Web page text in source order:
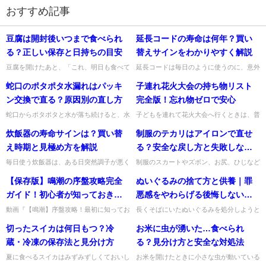
おすすめ記事
豆腐は開封後いつまで食べられ
る？正しい保存と日持ちの目安
豆腐を開けたあと、「これ、明日も食べて
ね。私も冷蔵庫の中の豆腐を見て、使い切
るタイミングに悩むことがあり...
延長コードの寿命は何年？買い
替えサインをわかりやすく解説
延長コードは毎日のように使うのに、意外
古くなった延長コードを使い続けると、発
熱やショート、火災の原因に...
蛇口のポタポタ水漏れはパッキ
ン交換で直る？原因別の直し方
蛇口からポタポタと水が落ち続けると、水
になりますよね。私も「少しだけだから大
丈夫」と思いがちですが、蛇...
子連れ花火大会の持ち物リスト
完全版！忘れ物ゼロで安心
子どもを連れて花火大会へ行くときは、普
ね。会場は人が多く、暑さや虫、急なトイ
レ、待ち時間など、子連れな...
炊飯器の寿命サインは？買い替
え時期と見極め方を解説
毎日使う炊飯器は、ある日突然調子が悪く
りがいつもと違う、保温するとにおいが気
になる、ボタンの反応が鈍い...
制服のテカリはアイロンで直せ
る？安全な戻し方と失敗しない
予防のコツ
制服のスカートやズボン、お尻、ひじなど
ても気になりますよね。暮らしの探求ナビ
ゲーターの私が、安全な直し...
【保存版】鳴潮の序盤攻略完全
ガイド！初心者が知っておきた
い30の秘訣【Wuthering
動画『【鳴潮】序盤攻略！最初に知ってお
無料RPG「鳴潮」の序盤を効率よく進め
るための攻略ポイントと知識...
ぬいぐるみの捨て方と供養｜罪
悪感をやわらげる後悔しない手
放し方
長くそばにいたぬいぐるみを処分しようと
「かわいそうで捨てられない」と罪悪感を
覚えることがありますよね。...
切ったスイカは何日もつ？冷
蔵・冷凍の保存法と見分け方
夏に食べるスイカはみずみずしくておいし
お米に虫が湧いた…食べられ
る？見分け方と安全な対処法
お米を開けたときに小さな虫が動いている